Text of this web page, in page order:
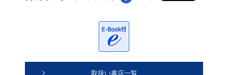
取扱い書店一覧